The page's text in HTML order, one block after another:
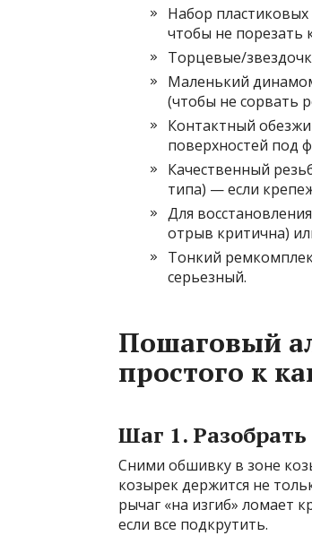
Набор
чтобы не порезать
Торцевые/
Маленький
(чтобы не сорвать
Контактный
поверхностей под
Качественный
типа) — если
Для
отрыв критична)
Тонкий
серьезный.
Пошаговый
простого к
Шаг 1.
Сними обшивку в зоне
козырек держится не
рычаг «на изгиб» ломает
если все подкрутить.